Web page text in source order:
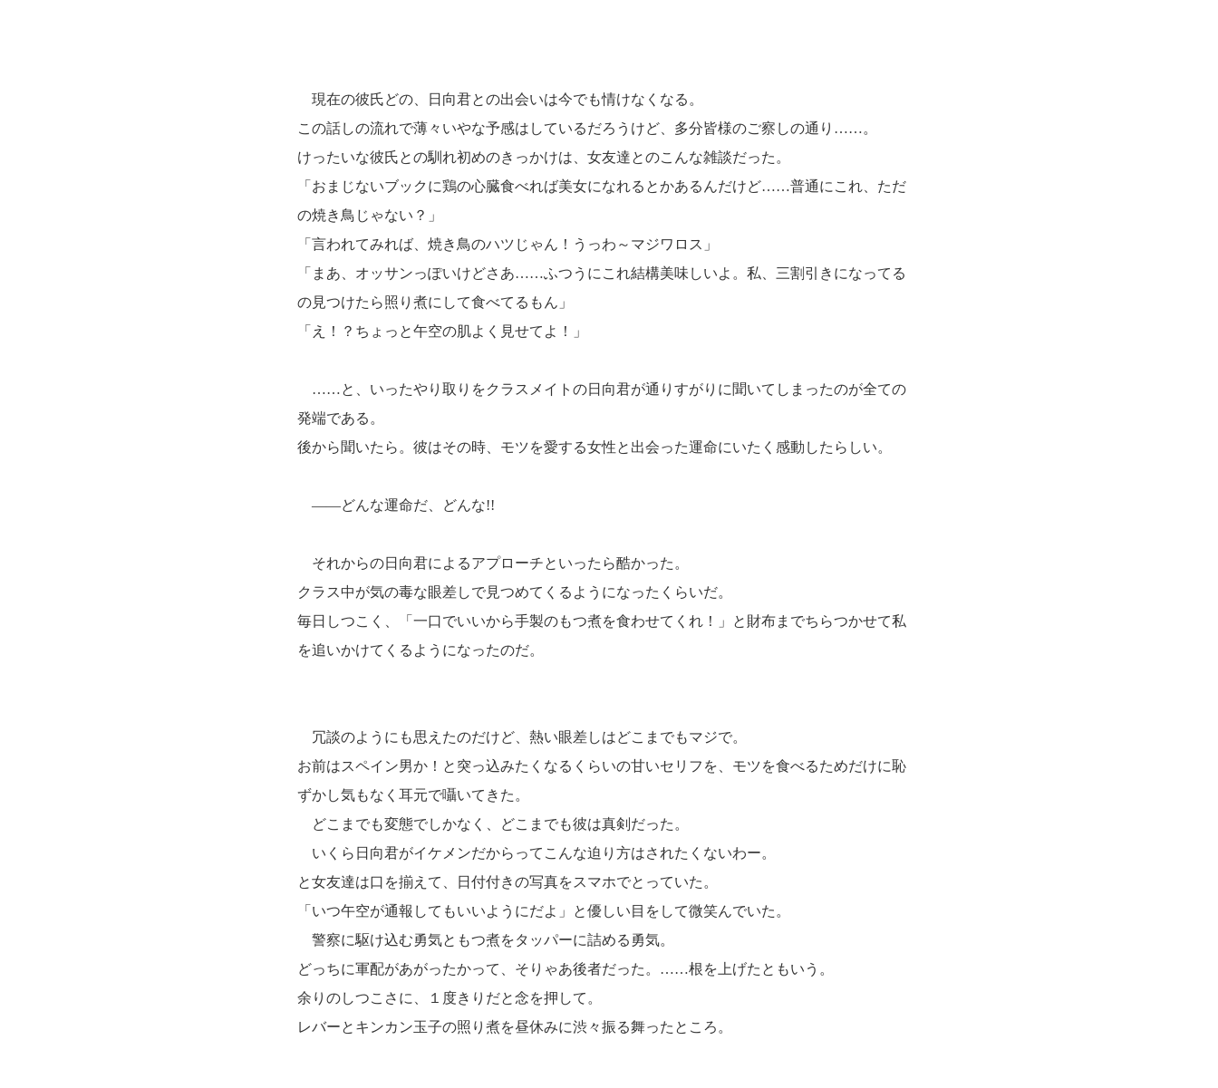
現在の彼氏どの、日向君との出会いは今でも情けなくなる。
この話しの流れで薄々いやな予感はしているだろうけど、多分皆様のご察しの通り……。
けったいな彼氏との馴れ初めのきっかけは、女友達とのこんな雑談だった。
「おまじないブックに鶏の心臓食べれば美女になれるとかあるんだけど……普通にこれ、ただ
の焼き鳥じゃない？」
「言われてみれば、焼き鳥のハツじゃん！うっわ～マジワロス」
「まあ、オッサンっぽいけどさあ……ふつうにこれ結構美味しいよ。私、三割引きになってる
の見つけたら照り煮にして食べてるもん」
「え！？ちょっと午空の肌よく見せてよ！」
……と、いったやり取りをクラスメイトの日向君が通りすがりに聞いてしまったのが全ての
発端である。
後から聞いたら。彼はその時、モツを愛する女性と出会った運命にいたく感動したらしい。
――どんな運命だ、どんな!!
それからの日向君によるアプローチといったら酷かった。
クラス中が気の毒な眼差しで見つめてくるようになったくらいだ。
毎日しつこく、「一口でいいから手製のもつ煮を食わせてくれ！」と財布までちらつかせて私
を追いかけてくるようになったのだ。
冗談のようにも思えたのだけど、熱い眼差しはどこまでもマジで。
お前はスペイン男か！と突っ込みたくなるくらいの甘いセリフを、モツを食べるためだけに恥
ずかし気もなく耳元で囁いてきた。
どこまでも変態でしかなく、どこまでも彼は真剣だった。
いくら日向君がイケメンだからってこんな迫り方はされたくないわー。
と女友達は口を揃えて、日付付きの写真をスマホでとっていた。
「いつ午空が通報してもいいようにだよ」と優しい目をして微笑んでいた。
警察に駆け込む勇気ともつ煮をタッパーに詰める勇気。
どっちに軍配があがったかって、そりゃあ後者だった。……根を上げたともいう。
余りのしつこさに、１度きりだと念を押して。
レバーとキンカン玉子の照り煮を昼休みに渋々振る舞ったところ。